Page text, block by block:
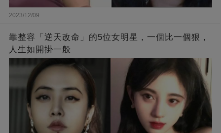
2023/12/09
靠整容「逆天改命」的5位女明星，一個比一個狠，
人生如開掛一般